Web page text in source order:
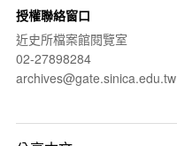
授權聯絡窗口
近史所檔案館閱覽室
02-27898284
archives@gate.sinica.edu.tw